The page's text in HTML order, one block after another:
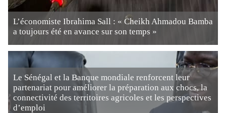
L’économiste Ibrahima Sall : « Cheikh Ahmadou Bamba
a toujours été en avance sur son temps »
Le Sénégal et la Banque mondiale renforcent leur
partenariat pour améliorer la préparation aux chocs, la
connectivité des territoires agricoles et les perspectives
d’emploi